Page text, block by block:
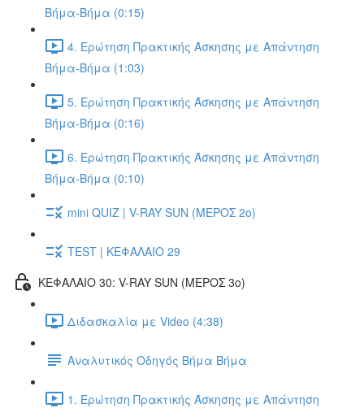
Βήμα-Βήμα (0:15)
4. Ερώτηση Πρακτικής Άσκησης με Απάντηση
Βήμα-Βήμα (1:03)
5. Ερώτηση Πρακτικής Άσκησης με Απάντηση
Βήμα-Βήμα (0:16)
6. Ερώτηση Πρακτικής Άσκησης με Απάντηση
Βήμα-Βήμα (0:10)
mini QUIZ | V-RAY SUN (ΜΕΡΟΣ 2o)
TEST | ΚΕΦΑΛΑΙΟ 29
ΚΕΦΑΛΑΙΟ 30: V-RAY SUN (ΜΕΡΟΣ 3o)
Διδασκαλία με Video (4:38)
Αναλυτικός Οδηγός Βήμα Βήμα
1. Ερώτηση Πρακτικής Άσκησης με Απάντηση